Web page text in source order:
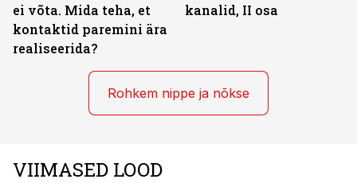
ei võta. Mida teha, et
kontaktid paremini ära
realiseerida?
kanalid, II osa
Rohkem nippe ja nõkse
VIIMASED LOOD